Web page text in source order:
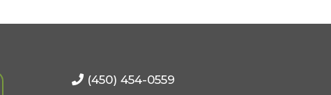
(450) 454-0559